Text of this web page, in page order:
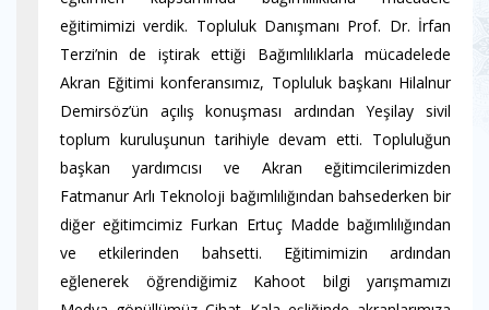
eğitimimizi verdik. Topluluk Danışmanı Prof. Dr. İrfan
Terzi’nin de iştirak ettiği Bağımlılıklarla mücadelede
Akran Eğitimi konferansımız, Topluluk başkanı Hilalnur
Demirsöz’ün açılış konuşması ardından Yeşilay sivil
toplum kuruluşunun tarihiyle devam etti. Topluluğun
başkan yardımcısı ve Akran eğitimcilerimizden
Fatmanur Arlı Teknoloji bağımlılığından bahsederken bir
diğer eğitimcimiz Furkan Ertuç Madde bağımlılığından
ve etkilerinden bahsetti. Eğitimimizin ardından
eğlenerek öğrendiğimiz Kahoot bilgi yarışmamızı